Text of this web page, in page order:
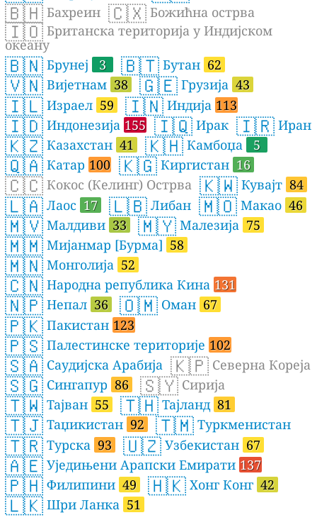
🇧🇭 Бахреин 🇨🇽 Божићна острва
🇮🇴 Британска територија у Индијском
океану
🇧🇳 Брунеј 3 🇧🇹 Бутан 62
🇻🇳 Вијетнам 38 🇬🇪 Грузија 43
🇮🇱 Израел 59 🇮🇳 Индија 113
🇮🇩 Индонезија 155 🇮🇶 Ирак 🇮🇷 Иран
🇰🇿 Казахстан 41 🇰🇭 Камбоџа 5
🇶🇦 Катар 100 🇰🇬 Киргистан 16
🇨🇨 Кокос (Келинг) Острва 🇰🇼 Кувајт 84
🇱🇦 Лаос 17 🇱🇧 Либан 🇲🇴 Макао 46
🇲🇻 Малдиви 33 🇲🇾 Малезија 75
🇲🇲 Мијанмар [Бурма] 58
🇲🇳 Монголија 52
🇨🇳 Народна република Кина 131
🇳🇵 Непал 36 🇴🇲 Оман 67
🇵🇰 Пакистан 123
🇵🇸 Палестинске територије 102
🇸🇦 Саудијска Арабија 🇰🇵 Северна Кореја
🇸🇬 Сингапур 86 🇸🇾 Сирија
🇹🇼 Тајван 55 🇹🇭 Тајланд 81
🇹🇯 Таџикистан 92 🇹🇲 Туркменистан
🇹🇷 Турска 93 🇺🇿 Узбекистан 67
🇦🇪 Уједињени Арапски Емирати 137
🇵🇭 Филипини 49 🇭🇰 Хонг Конг 42
🇱🇰 Шри Ланка 51